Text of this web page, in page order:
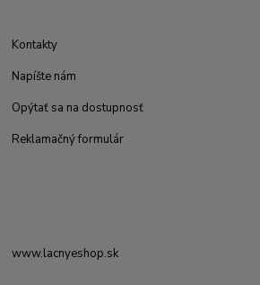
Kontakty
Napíšte nám
Opýtať sa na dostupnosť
Reklamačný formulár
www.lacnyeshop.sk